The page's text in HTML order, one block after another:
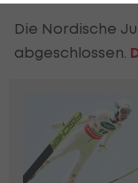
Die Nordische
abgeschlossen.